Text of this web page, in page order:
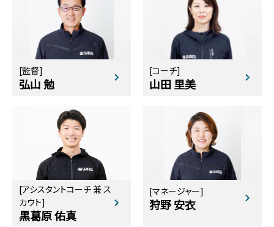
[監督]
弘山 勉
[コーチ]
山田 里美
[アシスタントコーチ 兼 ス
カウト]
黒葛原 佑真
[マネージャー]
狩野 安衣